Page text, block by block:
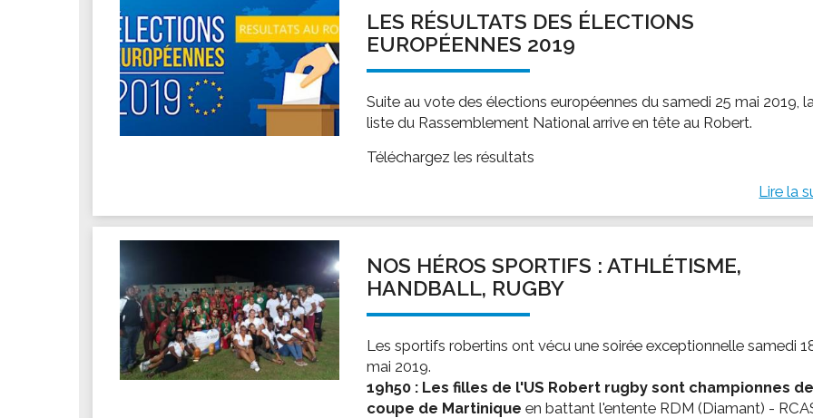
LES RÉSULTATS DES ÉLECTIONS
EUROPÉENNES 2019
Suite au vote des élections européennes du samedi 25 mai 2019,
liste du Rassemblement National arrive en tête au Robert.
Téléchargez les résultats
Lire la
NOS HÉROS SPORTIFS : ATHLÉTISME,
HANDBALL, RUGBY
Les sportifs robertins ont vécu une soirée exceptionnelle samedi
mai 2019.
19h50 : Les filles de l'US Robert rugby sont championnes
coupe de Martinique en battant l'entente RDM (Diamant) -